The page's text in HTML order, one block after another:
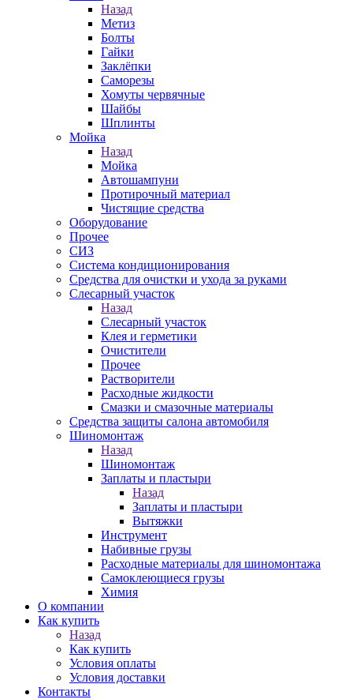
Назад
Метиз
Болты
Гайки
Заклёпки
Саморезы
Хомуты червячные
Шайбы
Шплинты
Мойка
Назад
Мойка
Автошампуни
Протирочный материал
Чистящие средства
Оборудование
Прочее
СИЗ
Система кондиционирования
Средства для очистки и ухода за руками
Слесарный участок
Назад
Слесарный участок
Клея и герметики
Очистители
Прочее
Растворители
Расходные жидкости
Смазки и смазочные материалы
Средства защиты салона автомобиля
Шиномонтаж
Назад
Шиномонтаж
Заплаты и пластыри
Назад
Заплаты и пластыри
Вытяжки
Инструмент
Набивные грузы
Расходные материалы для шиномонтажа
Самоклеющиеся грузы
Химия
О компании
Как купить
Назад
Как купить
Условия оплаты
Условия доставки
Контакты